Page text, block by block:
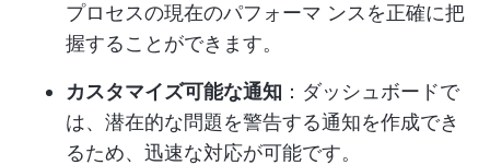
プロセスの現在のパフォーマ ンスを正確に把
握することができます。
カスタマイズ可能な通知 ：ダッシュボードで
は、潜在的な問題を警告する通知を作成でき
るため、迅速な対応が可能です。